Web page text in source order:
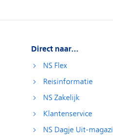
Direct naar...
NS Flex
Reisinformatie
NS Zakelijk
Klantenservice
NS Dagje Uit-